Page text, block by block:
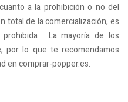
a la prohibición o no del
total de la comercialización, es
. La mayoría de los
por lo que te recomendamos
en comprar-popper.es.